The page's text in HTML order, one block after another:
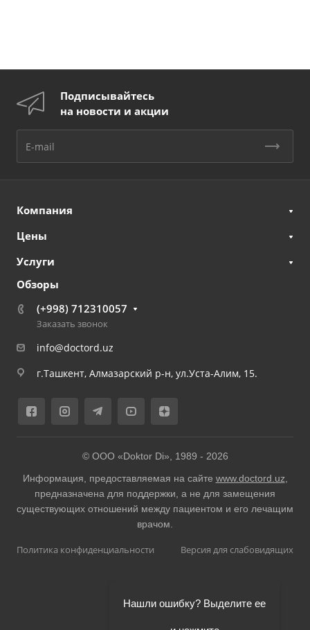
Подписывайтесь
на новости и акции
Компания
Цены
Услуги
Обзоры
(+998) 712310057
Заказать звонок
info@doctord.uz
г.Ташкент, Алмазарский р-н, ул.Уста-Алим, 15.
© ООО «Doktor Di», 1989 - 2026
Информация, предоставляемая на сайте www.doctord.uz
предназначена для поддержки, а не для замещения
существующих отношений между пациентом и его лечащим
врачом.
Политика конфиденциальности Версия для слабовидящих
Нашли ошибку? Выделите ее